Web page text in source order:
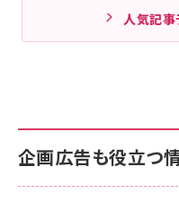
人気記事
企画広告も役立つ情